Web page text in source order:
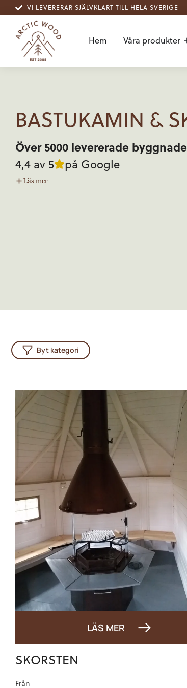
VI LEVERERAR SJÄLVKLART TILL HELA SVERIGE
Hem Våra produkter
BASTUKAMIN &
Över 5000 levererade
4,4 av 5 på Google
Läs mer
Byt kategori
LÄS MER
SKORSTEN
Från